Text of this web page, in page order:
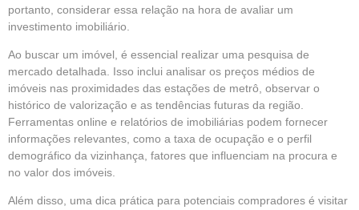
portanto, considerar essa relação na hora de avaliar um
investimento imobiliário.
Ao buscar um imóvel, é essencial realizar uma pesquisa de
mercado detalhada. Isso inclui analisar os preços médios de
imóveis nas proximidades das estações de metrô, observar o
histórico de valorização e as tendências futuras da região.
Ferramentas online e relatórios de imobiliárias podem fornecer
informações relevantes, como a taxa de ocupação e o perfil
demográfico da vizinhança, fatores que influenciam na procura e
no valor dos imóveis.
Além disso, uma dica prática para potenciais compradores é visitar